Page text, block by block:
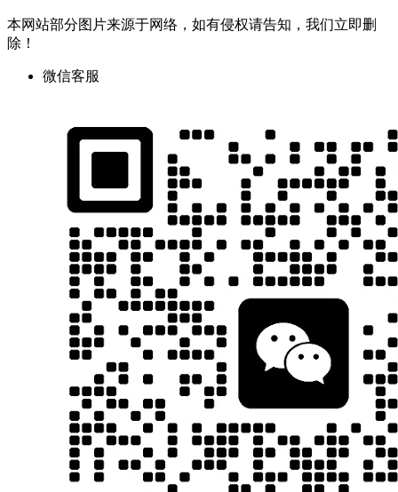
本网站部分图片来源于网络，如有侵权请告知，我们立即删
除！
微信客服